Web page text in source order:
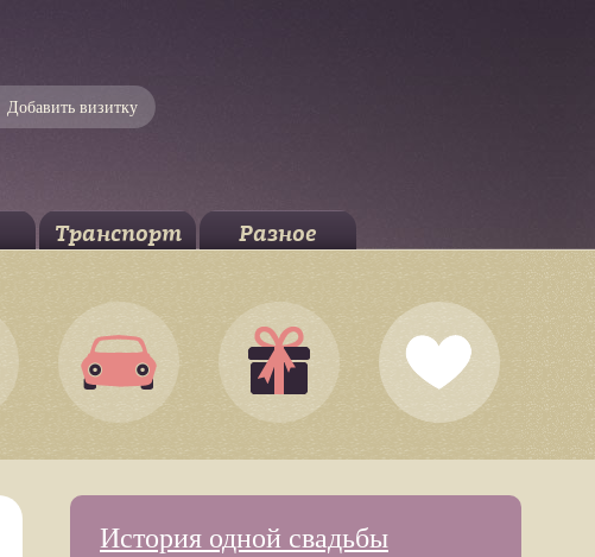
Добавить визитку
Транспорт Разное
История одной свадьбы